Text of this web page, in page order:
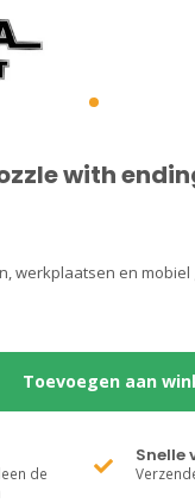
with
werkplaatsen en mobiel
Toevoegen aan
de
Snelle